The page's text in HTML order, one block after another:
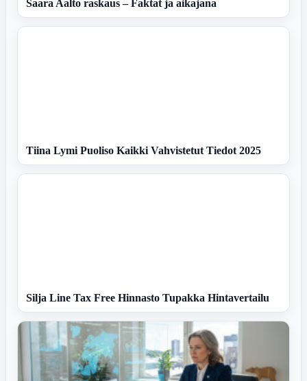
Saara Aalto raskaus – Faktat ja aikajana
Tiina Lymi Puoliso Kaikki Vahvistetut Tiedot 2025
Silja Line Tax Free Hinnasto Tupakka Hintavertailu